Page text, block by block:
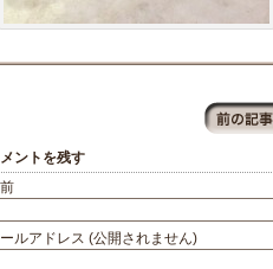
ントを残す
ルアドレス (公開されません)